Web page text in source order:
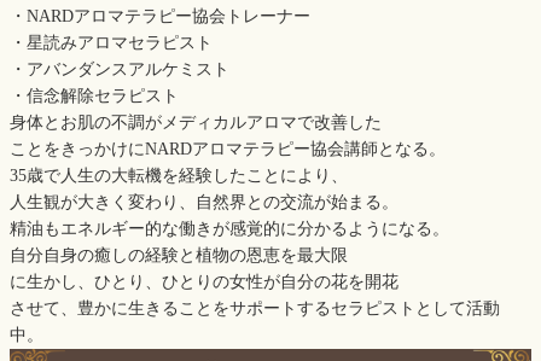
・NARDアロマテラピー協会トレーナー
・星読みアロマセラピスト
・アバンダンスアルケミスト
・信念解除セラピスト
身体とお肌の不調がメディカルアロマで改善した
ことをきっかけにNARDアロマテラピー協会講師となる。
35歳で人生の大転機を経験したことにより、
人生観が大きく変わり、自然界との交流が始まる。
精油もエネルギー的な働きが感覚的に分かるようになる。
自分自身の癒しの経験と植物の恩恵を最大限
に生かし、ひとり、ひとりの女性が自分の花を開花
させて、豊かに生きることをサポートするセラピストとして活動
中。